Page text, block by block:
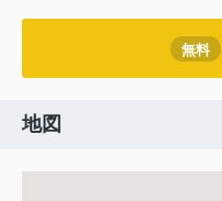
無料
地図